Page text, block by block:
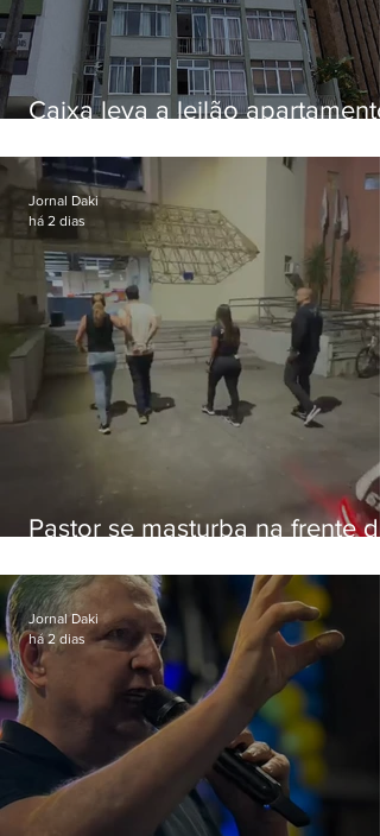
Caixa leva a leilão apartamento
Botafogo
Pastor se masturba na frente de
Jornal Daki
há 2 dias
Jornal Daki
há 2 dias